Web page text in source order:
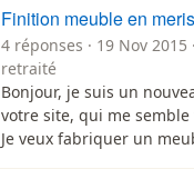
Finition meuble en
4 réponses · 19 Nov 2015
retraité
Bonjour, je suis un
votre site, qui me
Je veux fabriquer un